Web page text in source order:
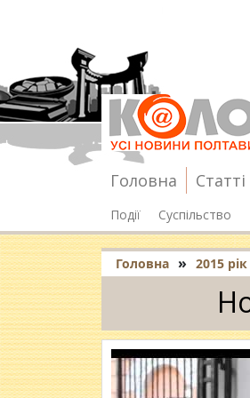
Головна Статті
Події Суспільство
Головна » 2015 рік